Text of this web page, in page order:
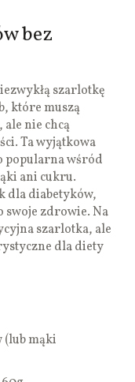
bez
szarlotkę
które muszą
nie chcą
Ta wyjątkowa
popularna wśród
ani cukru.
dla diabetyków,
swoje zdrowie. Na
szarlotka, ale
dla diety
(lub mąki